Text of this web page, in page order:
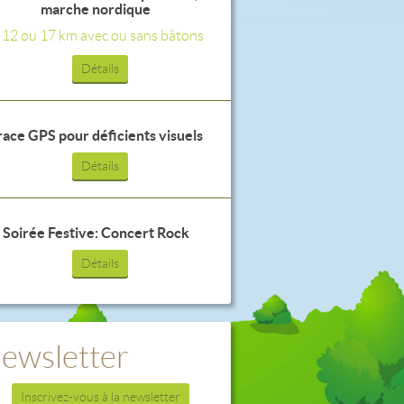
marche nordique
12 ou 17 km avec ou sans bâtons
Détails
GPS pour déficients visuels
Détails
Soirée Festive: Concert Rock
Détails
Inscrivez-vous à la newsletter